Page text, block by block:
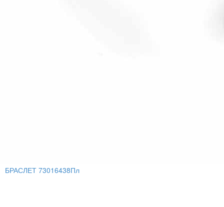
БРАСЛЕТ 73016438Пл